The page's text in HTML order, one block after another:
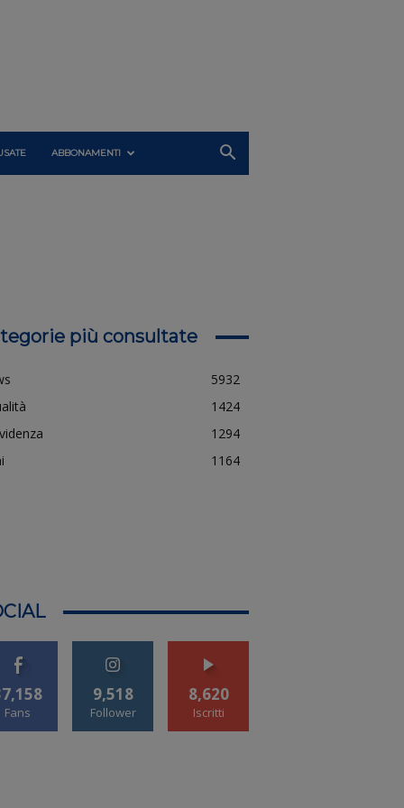
ABBONAMENTI
più consultate
5932
1424
1294
1164
Fans
9,518
Follower
8,620
Iscritti